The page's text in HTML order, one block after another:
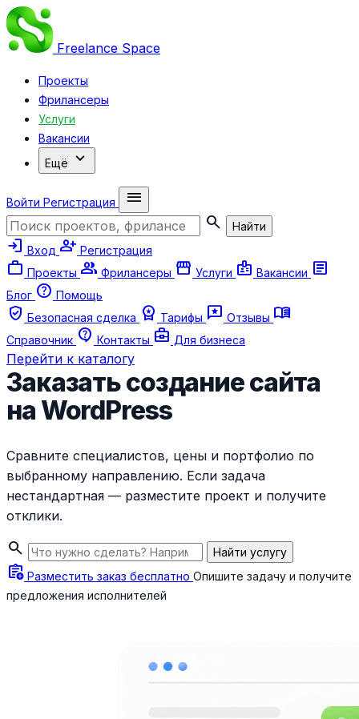
Freelance Space
Проекты
Фрилансеры
Услуги
Вакансии
Ещё expand_more
Войти Регистрация
menu
search
Найти
login Вход person_add Регистрация
work Проекты group Фрилансеры storefront Услуги badge Вакансии article
Блог help Помощь
verified_user Безопасная сделка workspace_premium Тарифы reviews Отзывы menu_book
Справочник contact_support Контакты business_center Для бизнеса
Перейти к каталогу
Заказать создание сайта
на WordPress
Сравните специалистов, цены и портфолио по
выбранному направлению. Если задача
нестандартная — разместите проект и получите
отклики.
search Найти услугу
assignment_add Разместить заказ бесплатно Опишите задачу и получите
предложения исполнителей